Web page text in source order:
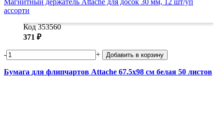
ассорти
Код 353560
371 ₽
- + Добавить в корзину
Бумага для флипчартов Attache 67.5х98 см белая 50 листов